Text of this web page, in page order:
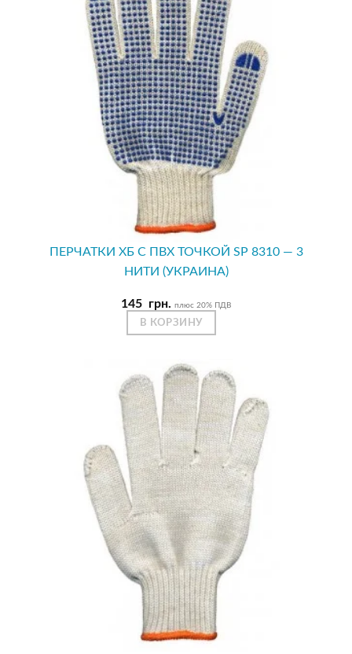
ПЕРЧАТКИ ХБ С ПВХ ТОЧКОЙ SP 8310 — 3
НИТИ (УКРАИНА)
145 грн. плюс 20% ПДВ
В КОРЗИНУ